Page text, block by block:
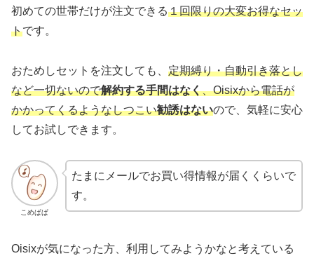
初めての世帯だけが注文できる１回限りの大変お得なセッ
トです。
おためしセットを注文しても、 定期縛り・自動引き落とし
など一切ないので解約する手間はなく、Oisixから電話が
かかってくるようなしつこい勧誘はないので、気軽に安心
してお試しできます。
こめぱぱ
たまにメールでお買い得情報が届くくらいで
す。
Oisixが気になった方、利用してみようかなと考えている